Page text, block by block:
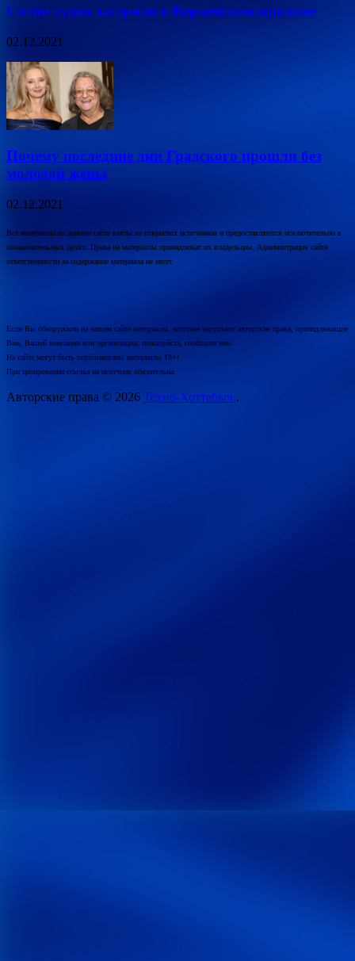
Сотни судов застряли в Керченском проливе
02.12.2021
Почему последние дни Градского прошли без
молодой жены
02.12.2021
Все материалы на данном сайте взяты из открытых источников и предоставляются исключительно в
ознакомительных целях. Права на материалы принадлежат их владельцам. Администрация сайта
ответственности за содержание материала не несет.
Если Вы обнаружили на нашем сайте материалы, которые нарушают авторские права, принадлежащие
Вам, Вашей компании или организации, пожалуйста, сообщите нам.
На сайте могут быть опубликованы материалы 18+!
При цитировании ссылка на источник обязательна.
Авторские права © 2026 Техно-Хоттабыч..